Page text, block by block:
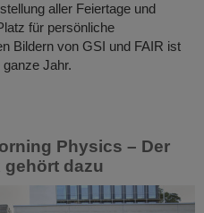
aller Feiertage und
für persönliche
Bildern von GSI und FAIR ist
Jahr.
Physics – Der
gehört dazu